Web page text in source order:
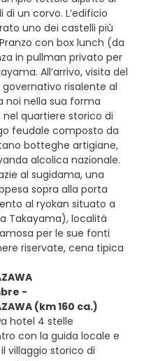
un corvo. L’edificio
uno dei castelli più
con box lunch (da
in pullman privato per
All’arrivo, visita del
risalente al
noi nella sua forma
nel quartiere storico di
feudale composto da
botteghe artigiane,
alcolica nazionale.
al sugidama, una
sopra alla porta
al ryokan situato a
Takayama), località
per le sue fonti
riservate, cena tipica
-
(km 160 ca.)
hotel 4 stelle
con la guida locale e
villaggio storico di